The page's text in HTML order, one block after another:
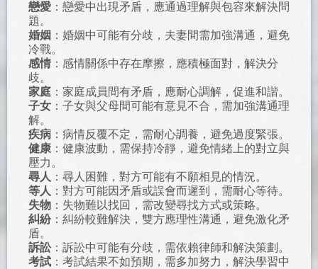
戀愛 ：戀愛中出現矛盾，應通過理解與包容來解決問
題。
婚姻 ：婚姻中可能有分歧，夫妻間需加強溝通，避免
冷戰。
感情：感情關係中存在摩擦，應積極面對，解決分
歧。
家庭 ：家庭成員間有矛盾，應耐心調解，促進和諧。
子女 ：子女與父母間可能有意見不合，需加強溝通理
解。
疾病 ：病情反覆不定，需耐心調養，避免過度緊張。
健康 ：健康波動，需保持冷靜，避免情緒上的對立與
壓力。
尋人 ：尋人困難，對方可能有不願相見的情況。
等人 ：對方可能因矛盾或誤會而遲到，需耐心等待。
失物 ：失物難以找回，需改變尋找方式或策略。
糾紛：糾紛較難解決，雙方應理性溝通，避免激化矛
盾。
訴訟：訴訟中可能有分歧，需依賴律師和解決策劃。
考試 ：考試結果不如預期，需多加努力，解決學習中